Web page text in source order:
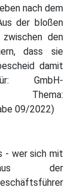
nach dem
der bloßen
den
dass sie
damit
GmbH-
Thema:
09/2022)
- wer sich mit
aus der